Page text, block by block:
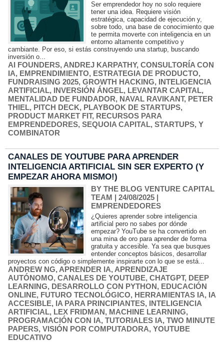
Ser emprendedor hoy no solo requiere
tener una idea. Requiere visión
estratégica, capacidad de ejecución y,
sobre todo, una base de conocimiento que
te permita moverte con inteligencia en un
entorno altamente competitivo y
cambiante. Por eso, si estás construyendo una startup, buscando
inversión o...
AI FOUNDERS, ANDREJ KARPATHY, CONSULTORÍA CON
IA, EMPRENDIMIENTO, ESTRATEGIA DE PRODUCTO,
FUNDRAISING 2025, GROWTH HACKING, INTELIGENCIA
ARTIFICIAL, INVERSIÓN ÁNGEL, LEVANTAR CAPITAL,
MENTALIDAD DE FUNDADOR, NAVAL RAVIKANT, PETER
THIEL, PITCH DECK, PLAYBOOK DE STARTUPS,
PRODUCT MARKET FIT, RECURSOS PARA
EMPRENDEDORES, SEQUOIA CAPITAL, STARTUPS, Y
COMBINATOR
CANALES DE YOUTUBE PARA APRENDER
INTELIGENCIA ARTIFICIAL SIN SER EXPERTO (Y
EMPEZAR AHORA MISMO!)
BY THE BLOG VENTURE CAPITAL
TEAM | 24/08/2025 |
EMPRENDEDORES
¿Quieres aprender sobre inteligencia
artificial pero no sabes por dónde
empezar? YouTube se ha convertido en
una mina de oro para aprender de forma
gratuita y accesible. Ya sea que busques
entender conceptos básicos, desarrollar
proyectos con código o simplemente inspirarte con lo que se está...
ANDREW NG, APRENDER IA, APRENDIZAJE
AUTÓNOMO, CANALES DE YOUTUBE, CHATGPT, DEEP
LEARNING, DESARROLLO CON PYTHON, EDUCACIÓN
ONLINE, FUTURO TECNOLÓGICO, HERRAMIENTAS IA, IA
ACCESIBLE, IA PARA PRINCIPIANTES, INTELIGENCIA
ARTIFICIAL, LEX FRIDMAN, MACHINE LEARNING,
PROGRAMACIÓN CON IA, TUTORIALES IA, TWO MINUTE
PAPERS, VISIÓN POR COMPUTADORA, YOUTUBE
EDUCATIVO